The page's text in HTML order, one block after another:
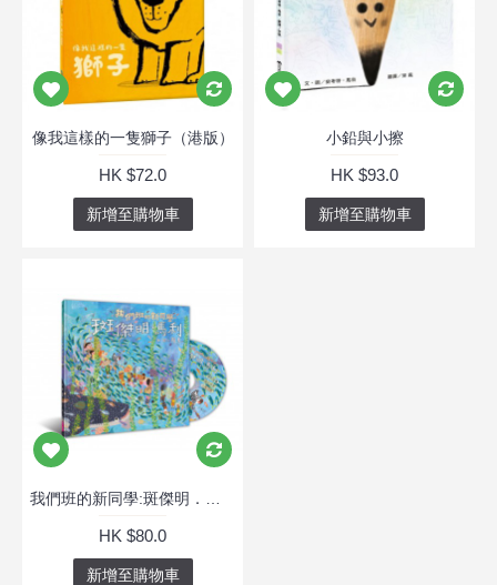
像我這樣的一隻獅子（港版）
HK $72.0
新增至購物車
小鉛與小擦
HK $93.0
新增至購物車
HK $80.0
新增至購物車